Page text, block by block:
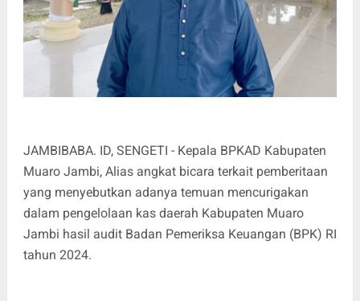
JAMBIBABA. ID, SENGETI - Kepala BPKAD Kabupaten
Muaro Jambi, Alias angkat bicara terkait pemberitaan
yang menyebutkan adanya temuan mencurigakan
dalam pengelolaan kas daerah Kabupaten Muaro
Jambi hasil audit Badan Pemeriksa Keuangan (BPK) RI
tahun 2024.